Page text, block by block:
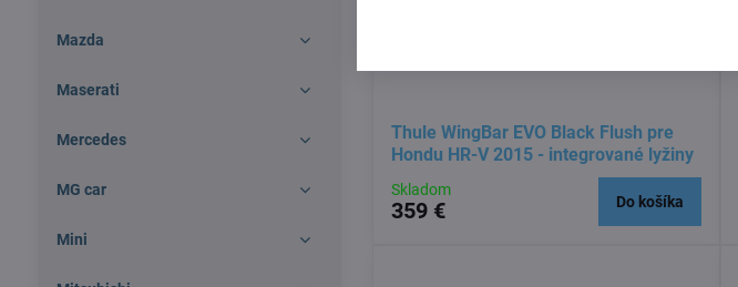
Thule WingBar EVO Black Flush pre
Hondu HR-V 2015 - integrované lyžiny
Skladom
359 € Do košíka
Mazda
Maserati
Mercedes
MG car
Mini